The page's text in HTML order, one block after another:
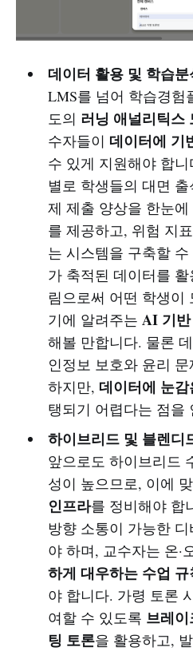
데이터 활용 및 학습
LMS를 넘어 학습경험
도의 러닝 애널리틱스
수자들이 데이터에 기
수 있게 지원해야 합
별로 학생들의 대면
제 제출 양상을 한눈
를 제공하고, 위험 지
는 시스템을 구축할
가 축적된 데이터를 활
림으로써 어떤 학생이
기에 알려주는 AI 기
해볼 만합니다. 물론
인정보 보호와 윤리
하지만, 데이터에 눈
탱되기 어렵다는 점을
하이브리드 및 블렌디
앞으로도 하이브리드
성이 높으므로, 이에
인프라를 정비해야 합
방향 소통이 가능한
야 하며, 교수자는 온·
하게 대우하는 수업 규
야 합니다. 가령 토론
여할 수 있도록 브레
팅 토론을 활용하고,